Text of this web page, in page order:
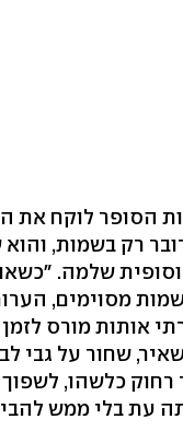
הסופר לוקח את
רק בשמות, והוא
שלמה.
מסוימים,
אותות מורס
שחור על גבי
כלשהו,
עת בלי ממש